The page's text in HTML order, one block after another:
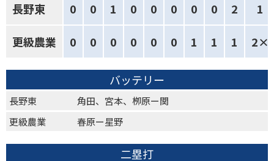
長野東 0 0 1 0 0 0 0 0 2 1
更級農業 0 0 0 0 0 0 1 1 1 2×
バッテリー
長野東
角田、宮本、栁原ー関
更級農業
春原ー星野
二塁打